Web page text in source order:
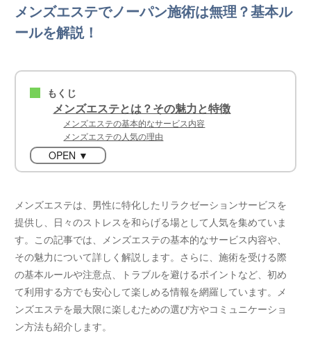
メンズエステでノーパン施術は無理？基本ル
ールを解説！
■ もくじ
メンズエステとは？その魅力と特徴
メンズエステの基本的なサービス内容
メンズエステの人気の理由
OPEN ▼
メンズエステは、男性に特化したリラクゼーションサービスを
提供し、日々のストレスを和らげる場として人気を集めていま
す。この記事では、メンズエステの基本的なサービス内容や、
その魅力について詳しく解説します。さらに、施術を受ける際
の基本ルールや注意点、トラブルを避けるポイントなど、初め
て利用する方でも安心して楽しめる情報を網羅しています。メ
ンズエステを最大限に楽しむための選び方やコミュニケーショ
ン方法も紹介します。